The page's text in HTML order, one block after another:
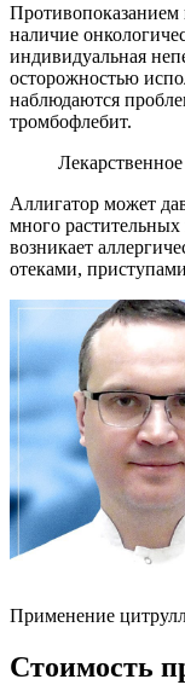
Противопоказанием
наличие
индивидуальная
осторожностью
наблюдаются
тромбофлебит.
Аллигатор может
много
возникает
отеками,
Применение
Стоимость